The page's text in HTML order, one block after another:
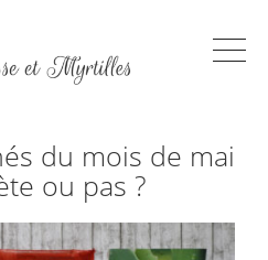
du mois de mai
ou pas ?